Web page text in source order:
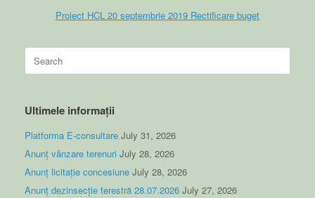
Proiect HCL 20 septembrie 2019 Rectificare buget
for:
Ultimele informații
Platforma E-consultare July 31, 2026
Anunț vânzare terenuri July 28, 2026
Anunț licitație concesiune July 28, 2026
Anunț dezinsecție terestră 28.07.2026 July 27, 2026